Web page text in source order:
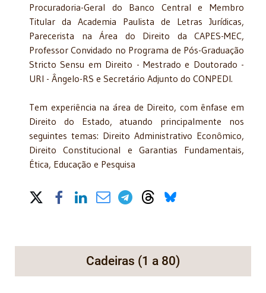
Procuradoria-Geral do Banco Central e Membro
Titular da Academia Paulista de Letras Jurídicas,
Parecerista na Área do Direito da CAPES-MEC,
Professor Convidado no Programa de Pós-Graduação
Stricto Sensu em Direito - Mestrado e Doutorado -
URI - Ângelo-RS e Secretário Adjunto do CONPEDI.
Tem experiência na área de Direito, com ênfase em
Direito do Estado, atuando principalmente nos
seguintes temas: Direito Administrativo Econômico,
Direito Constitucional e Garantias Fundamentais,
Ética, Educação e Pesquisa
Share on Social Media
Cadeiras (1 a 80)